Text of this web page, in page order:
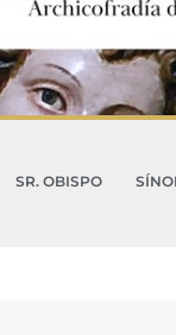
SR. OBISPO